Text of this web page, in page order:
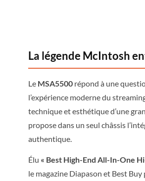
La légende McIntosh
Le MSA5500 répond à une
l’expérience moderne du
technique et esthétique d’une
propose dans un seul châssis
authentique.
Élu « Best High-End All-In-One
le magazine Diapason et Best